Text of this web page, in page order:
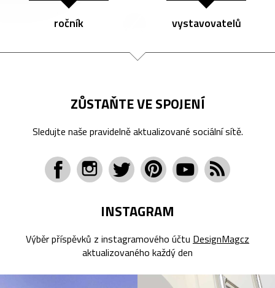
ročník vystavovatelů
ZŮSTAŇTE VE SPOJENÍ
Sledujte naše pravidelně aktualizované sociální sítě.
INSTAGRAM
Výběr příspěvků z instagramového účtu DesignMagcz
aktualizovaného každý den